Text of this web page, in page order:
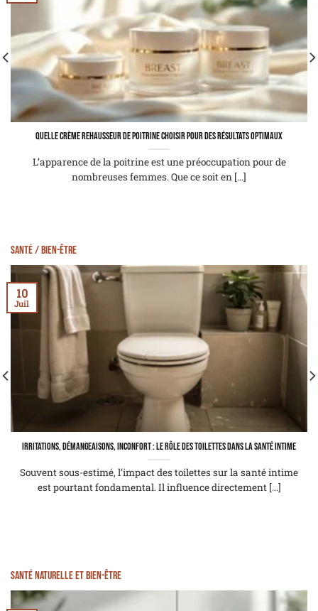
Quelle crème rehausseur de poitrine choisir pour des résultats optimaux
L’apparence de la poitrine est une préoccupation pour de
nombreuses femmes. Que ce soit en [...]
Santé / Bien-être
Irritations, démangeaisons, inconfort : le rôle des toilettes dans la santé intime
Souvent sous-estimé, l’impact des toilettes sur la santé intime
est pourtant fondamental. Il influence directement [...]
10
Juil
Santé naturelle et bien-être